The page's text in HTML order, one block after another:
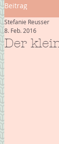
Beitrag
Der
Stefanie Reusser
8. Feb. 2016